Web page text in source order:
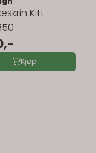
Kitt
Kjøp